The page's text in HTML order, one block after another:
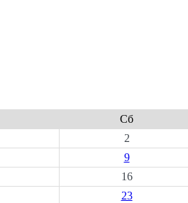
Сб
2
9
16
23